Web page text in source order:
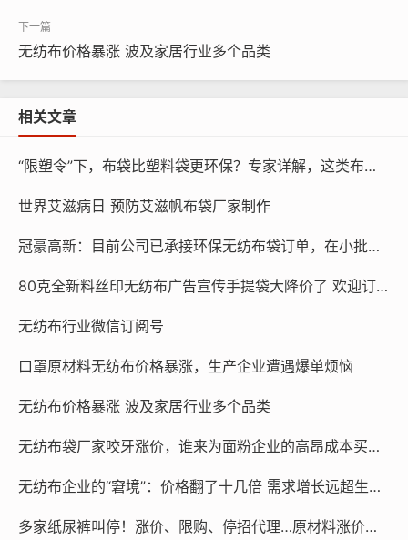
随着中石油、中石化开始建设口罩生产线，生产、出售口
罩，大家逐渐了解到口罩与石油也有着千丝万缕的联系。
过程。石油蒸馏裂解可以得到丙烯，丙烯经过聚合反应得
到聚丙烯，聚丙烯进一步可制成聚丙烯纤维，也就是我们
平时所说的丙纶。聚丙烯纤维（丙纶）是生产 无纺布 的主
要纤维原料，但并不是唯一的原料，聚酯纤维（涤纶）、
等都可以用来生产无纺布。
当然，除了上述化学纤维以外，棉、麻、毛、丝等天然纤
维也可以用来生产无纺布
时穿的衣服面料一样，无纺布 也有化纤无纺布和天然纤维
无纺布之分，只不过化纤无纺布更常见而已。比如下图中
里学姐要特别提醒大家，不是所有叫“棉柔巾”的产品都是
用“棉”纤维制成的，市面上也有一些棉柔巾其实都是化学
纤维制成的，只不过触感比较像棉而已，大家选购的时候
一定要看准成分）
无纺布价格暴涨 波及家居行业多个品类
相关文章
“限塑令”下，布袋比塑料袋更环保？专家详解，这类布袋比塑料污染更严重
世界艾滋病日 预防艾滋帆布袋厂家制作
冠豪高新：目前公司已承接环保无纺布袋订单，在小批量生产
80克全新料丝印无纺布广告宣传手提袋大降价了 欢迎订做 货发全国
无纺布行业微信订阅号
口罩原材料无纺布价格暴涨，生产企业遭遇爆单烦恼
无纺布价格暴涨 波及家居行业多个品类
无纺布袋厂家咬牙涨价，谁来为面粉企业的高昂成本买单？
无纺布企业的“窘境”：价格翻了十几倍 需求增长远超生产能力
多家纸尿裤叫停！涨价、限购、停招代理…原材料涨价引发连锁效应